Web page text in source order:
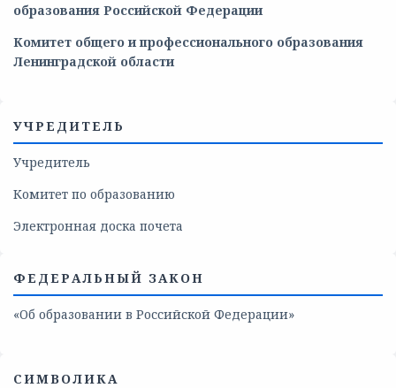
образования Российской Федерации
Комитет общего и профессионального образования
Ленинградской области
УЧРЕДИТЕЛЬ
Учредитель
Комитет по образованию
Электронная доска почета
ФЕДЕРАЛЬНЫЙ ЗАКОН
«Об образовании в Российской Федерации»
СИМВОЛИКА